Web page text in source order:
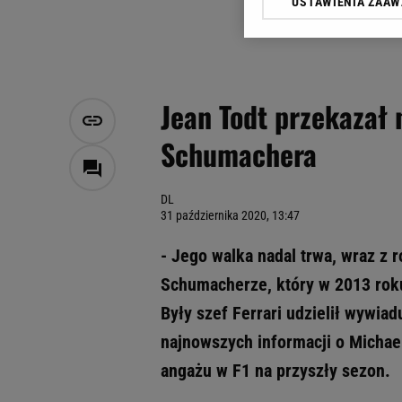
Jean Todt
Schumachera
DL
31 października 2020, 13:47
- Jego walka nadal trwa, wraz z
Schumacherze, który w 2013
Były szef Ferrari udzielił
najnowszych informacji o
angażu w F1 na przyszły sezon.
Klikając „Akceptuję”
Zaufanych Partnerów i
My, nasi Zaufani
Przechowywanie